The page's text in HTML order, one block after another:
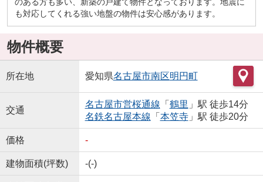
も対応してくれる強い地盤の物件は安心感があります。
物件概要
所在地 愛知県名古屋市南区明円町
交通
名古屋市営桜通線 「 鶴里 」駅 徒歩14分
名鉄名古屋本線 「 本笠寺」駅 徒歩20分
価格 -
建物面積(坪数) -(-)